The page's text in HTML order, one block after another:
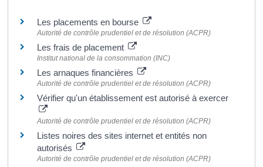
Les placements en bourse
Autorité de contrôle prudentiel et de résolution (ACPR)
Les frais de placement
Institut national de la consommation (INC)
Les arnaques financières
Autorité de contrôle prudentiel et de résolution (ACPR)
Vérifier qu'un établissement est autorisé à exercer
Autorité de contrôle prudentiel et de résolution (ACPR)
Listes noires des sites internet et entités non
autorisés
Autorité de contrôle prudentiel et de résolution (ACPR)